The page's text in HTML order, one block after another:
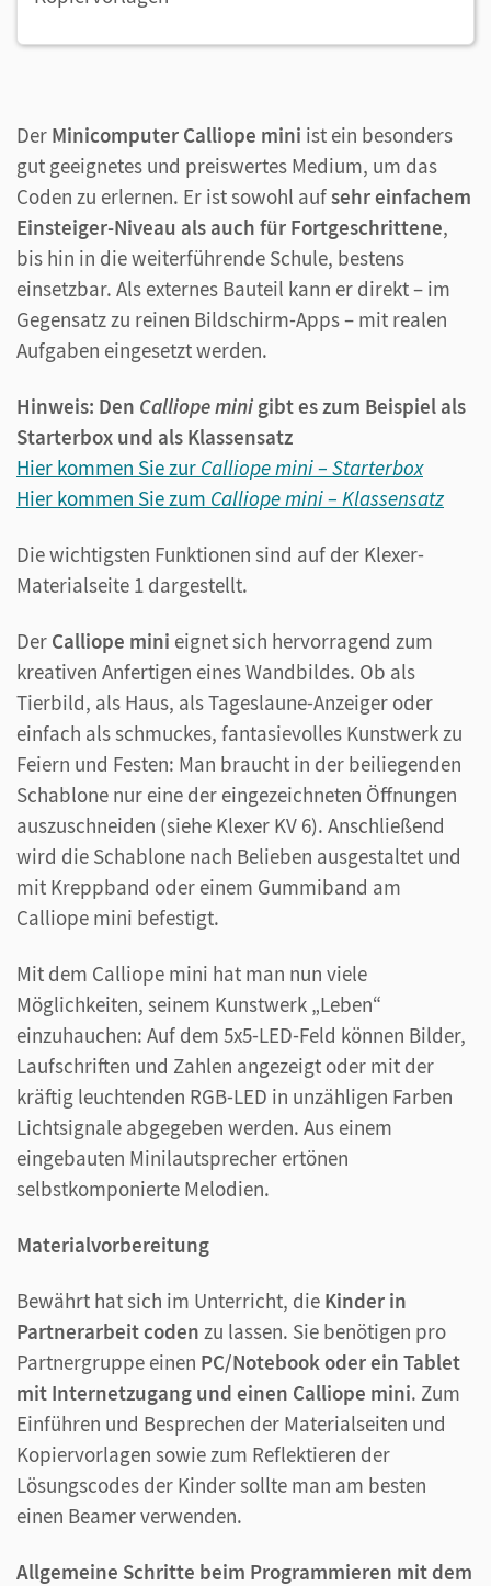
Der Minicomputer Calliope mini ist ein besonders
gut geeignetes und preiswertes Medium, um das
Coden zu erlernen. Er ist sowohl aufsehr einfachem
Einsteiger-Niveau als auch für Fortgeschrittene,
bis hin in die weiterführende Schule, bestens
einsetzbar. Als externes Bauteil kann er direkt – im
Gegensatz zu reinen Bildschirm-Apps – mit realen
Aufgaben eingesetzt werden.
Hinweis: Den Calliope mini gibt es zum Beispiel als
Starterbox und als Klassensatz
Hier kommen Sie zur Calliope mini – Starterbox
Hier kommen Sie zum Calliope mini – Klassensatz
Die wichtigsten Funktionen sind auf der Klexer-
Materialseite 1 dargestellt.
Der Calliope mini eignet sich hervorragend zum
kreativen Anfertigen eines Wandbildes. Ob als
Tierbild, als Haus, als Tageslaune-Anzeiger oder
einfach als schmuckes, fantasievolles Kunstwerk zu
Feiern und Festen: Man braucht in der beiliegenden
Schablone nur eine der eingezeichneten Öffnungen
auszuschneiden (siehe Klexer KV 6). Anschließend
wird die Schablone nach Belieben ausgestaltet und
mit Kreppband oder einem Gummiband am
Calliope mini befestigt.
Mit dem Calliope mini hat man nun viele
Möglichkeiten, seinem Kunstwerk „Leben“
einzuhauchen: Auf dem 5x5-LED-Feld können Bilder,
Laufschriften und Zahlen angezeigt oder mit der
kräftig leuchtenden RGB-LED in unzähligen Farben
Lichtsignale abgegeben werden. Aus einem
eingebauten Minilautsprecher ertönen
selbstkomponierte Melodien.
Materialvorbereitung
Bewährt hat sich im Unterricht, die Kinder in
Partnerarbeit coden zu lassen. Sie benötigen pro
Partnergruppe einen PC/Notebook oder ein Tablet
mit Internetzugang und einen Calliope mini. Zum
Einführen und Besprechen der Materialseiten und
Kopiervorlagen sowie zum Reflektieren der
Lösungscodes der Kinder sollte man am besten
einen Beamer verwenden.
Allgemeine Schritte beim Programmieren mit dem